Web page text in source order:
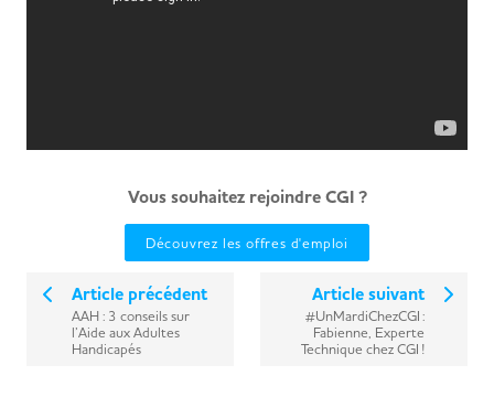
Vous souhaitez rejoindre CGI ?
Découvrez les offres d'emploi
Article précédent
AAH : 3 conseils sur
l’Aide aux Adultes
Handicapés
Article suivant
#UnMardiChezCGI :
Fabienne, Experte
Technique chez CGI !